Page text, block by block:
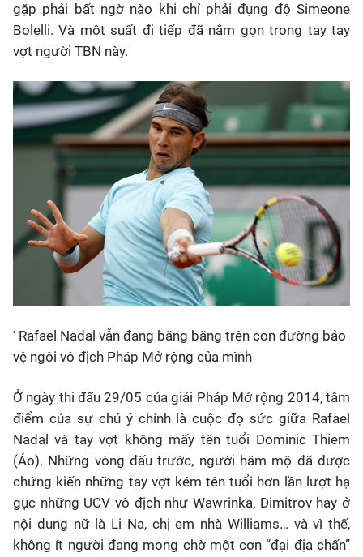
Bên lề
gặp phải bất ngờ nào khi chỉ phải đụng độ Simeone
Bolelli. Và một suất đi tiếp đã nằm gọn trong tay tay
vợt người TBN này.
‘ Rafael Nadal vẫn đang băng băng trên con đường bảo
vệ ngôi vô địch Pháp Mở rộng của mình
Ở ngày thi đấu 29/05 của giải Pháp Mở rộng 2014, tâm
điểm của sự chú ý chính là cuộc đọ sức giữa Rafael
Nadal và tay vợt không mấy tên tuổi Dominic Thiem
(Áo). Những vòng đấu trước, người hâm mộ đã được
chứng kiến những tay vợt kém tên tuổi hơn lần lượt hạ
gục những UCV vô địch như Wawrinka, Dimitrov hay ở
nội dung nữ là Li Na, chị em nhà Williams… và vì thế,
không ít người đang mong chờ một cơn “đại địa chấn”